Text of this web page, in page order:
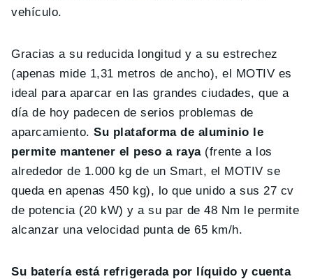
vehículo.
Gracias a su reducida longitud y a su estrechez
(apenas mide 1,31 metros de ancho), el MOTIV es
ideal para aparcar en las grandes ciudades, que a
día de hoy padecen de serios problemas de
aparcamiento. Su plataforma de aluminio le
permite mantener el peso a raya(frente a los
alrededor de 1.000 kg de un Smart, el MOTIV se
queda en apenas 450 kg), lo que unido a sus 27 cv
de potencia (20 kW) y a su par de 48 Nm le permite
alcanzar una velocidad punta de 65 km/h.
Su batería está refrigerada por líquido y cuenta